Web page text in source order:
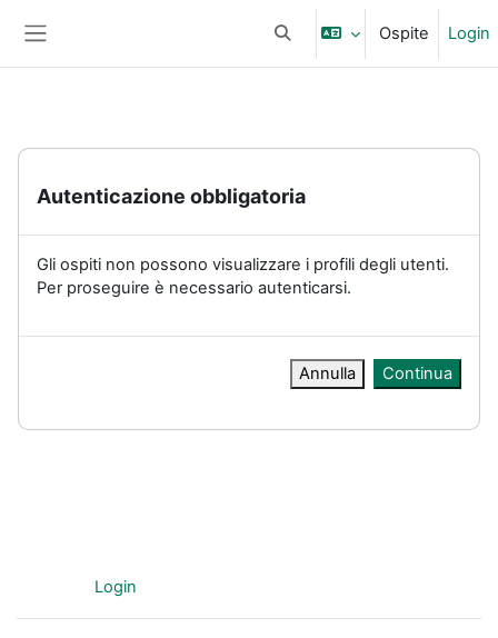
Attiva/disattiva input di
Ospite Login
Autenticazione obbligatoria
Gli ospiti non possono visualizzare i profili degli utenti.
Per proseguire è necessario autenticarsi.
Annulla Continua
Login